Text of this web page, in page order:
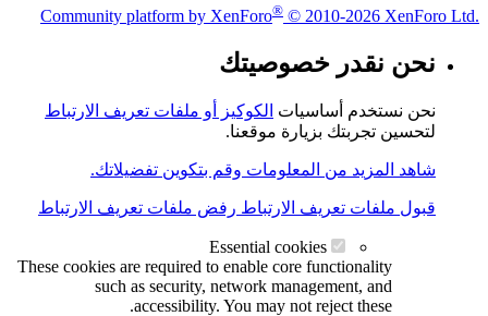
Community platform by XenForo® © 2010-2026 XenForo Ltd.
نحن نقدر خصوصيتك
نحن نستخدم أساسيات الكوكيز أو ملفات تعريف الارتباط
لتحسين تجربتك بزيارة موقعنا.
شاهد المزيد من المعلومات وقم بتكوين تفضيلاتك.
قبول ملفات تعريف الارتباط رفض ملفات تعريف الارتباط
Essential cookies
These cookies are required to enable core functionality
such as security, network management, and
accessibility. You may not reject these.